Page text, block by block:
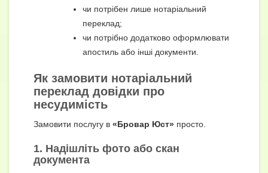
чи потрібен лише нотаріальний
переклад;
чи потрібно додатково оформлювати
апостиль або інші документи.
Як замовити нотаріальний
переклад довідки про
несудимість
Замовити послугу в «Бровар Юст» просто.
1. Надішліть фото або скан
документа